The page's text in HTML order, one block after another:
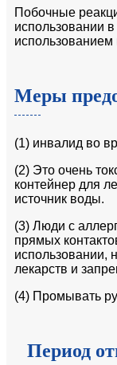
Побочные
использовании
использованием
Меры
(1) инвалид во
(2) Это очень
контейнер для
источник воды.
(3) Люди с
прямых
использовании,
лекарств и
(4) Промывать
Период